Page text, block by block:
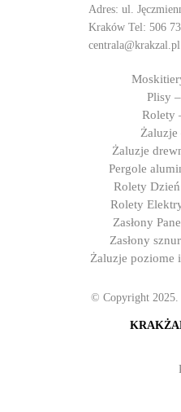
Adres: ul.
Kraków Tel: 506
centrala@krakzal.pl
Plisy
Rolety
Żaluzje
Żaluzje
Pergole
Rolety
Rolety
Zasłony
Zasłony
Żaluzje poziome
© Copyright 2025.